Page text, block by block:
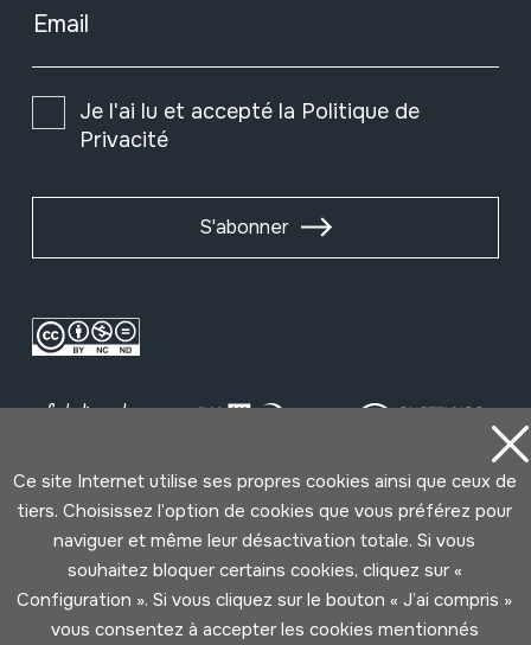
Email
Je l'ai lu et accepté la Politique de
Privacité
S'abonner
Conditions d'Utilisation
Politique de Privacité
Cookies politique
Développé par Lotura
Ce site Internet utilise ses propres cookies ainsi que ceux de
tiers. Choisissez l’option de cookies que vous préférez pour
naviguer et même leur désactivation totale. Si vous
souhaitez bloquer certains cookies, cliquez sur «
Configuration ». Si vous cliquez sur le bouton « J’ai compris »
vous consentez à accepter les cookies mentionnés